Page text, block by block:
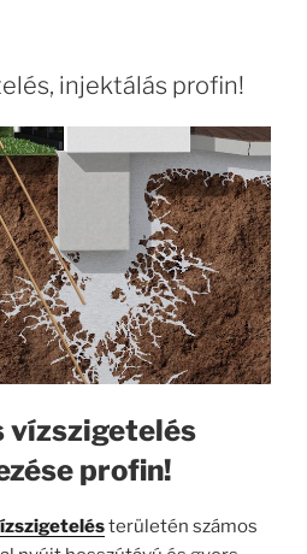
injektálás profin!
vízszigetelés
profin!
területén számos